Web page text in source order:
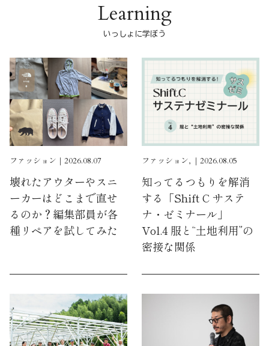
Learning
いっしょに学ぼう
ファッション｜2026.08.07
壊れたアウターやスニ
ーカーはどこまで直せ
るのか？編集部員が各
種リペアを試してみた
ファッション, ｜2026.08.05
知ってるつもりを解消
する「Shift C サステ
ナ・ゼミナール」
Vol.4 服と“土地利用”の
密接な関係